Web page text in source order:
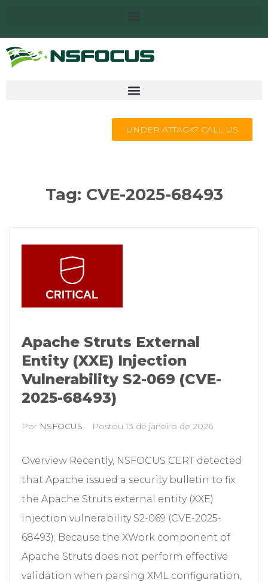
UNDER ATTACK? CALL US
Tag: CVE-2025-68493
Apache Struts External
Entity (XXE) Injection
Vulnerability S2-069 (CVE-
2025-68493)
Por NSFOCUS Postou 13 de janeiro de 2026
Overview Recently, NSFOCUS CERT detected
that Apache issued a security bulletin to fix
the Apache Struts external entity (XXE)
injection vulnerability S2-069 (CVE-2025-
68493); Because the XWork component of
Apache Struts does not perform effective
validation when parsing XML configuration,